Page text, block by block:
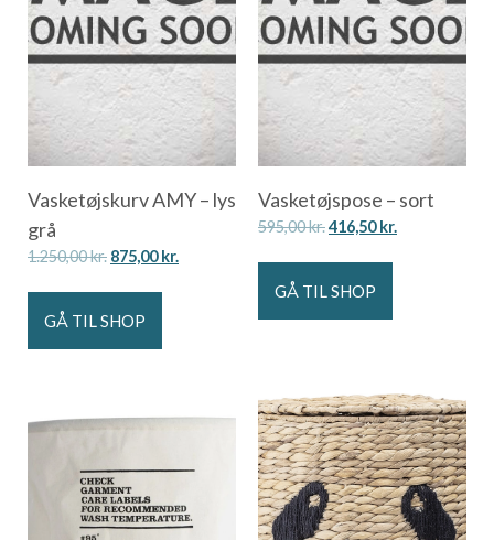
Vasketøjskurv AMY – lys
grå
1.250,00kr. 875,00kr.
GÅ TIL SHOP
Vasketøjspose – sort
595,00kr.416,50kr.
GÅ TIL SHOP